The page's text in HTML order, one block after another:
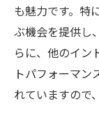
も魅力です。特
ぶ機会を提供し
らに、他のイン
トパフォーマン
れていますので